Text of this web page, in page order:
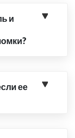
и
ее